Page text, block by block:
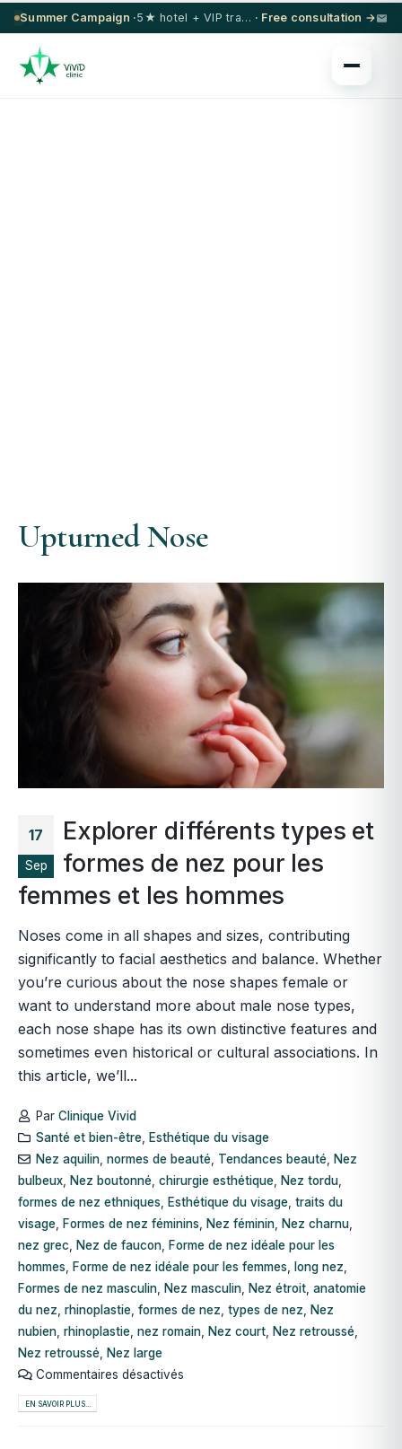
Summer Campaign · 5★ hotel + VIP transfer on select procedures · Free consultation →
Upturned Nose
17
Sep
Explorer différents types et
formes de nez pour les
femmes et les hommes
Noses come in all shapes and sizes, contributing
significantly to facial aesthetics and balance. Whether
you’re curious about the nose shapes female or
want to understand more about male nose types,
each nose shape has its own distinctive features and
sometimes even historical or cultural associations. In
this article, we’ll...
Par Clinique Vivid
Santé et bien-être,
Esthétique du visage
Nez aquilin, normes de beauté, Tendances beauté,
Nez
bulbeux
Nez boutonné chirurgie esthétique Nez tordu
formes de nez ethniques
Esthétique du visage traits du
visage
Formes de nez féminins Nez féminin Nez charnu
nez grec
Nez de faucon
Forme de nez idéale pour les
hommes
Forme de nez idéale pour les femmes long nez
Formes de nez masculin
Nez masculin Nez étroit anatomie
du nez rhinoplastie formes de nez types de nez
Nez
nubien rhinoplastie nez romain Nez court Nez retroussé
Nez retroussé
Nez large
Commentaires désactivés
EN SAVOIR PLUS...